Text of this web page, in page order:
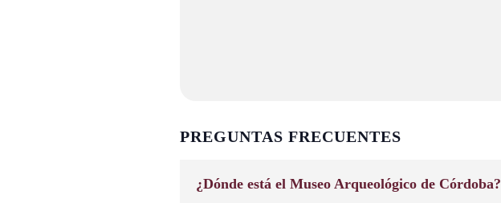
PREGUNTAS FRECUENTES
¿Dónde está el Museo Arqueológico de Córdoba?